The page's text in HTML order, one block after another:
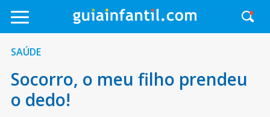
SAÚDE
Socorro, o meu filho prendeu
o dedo!